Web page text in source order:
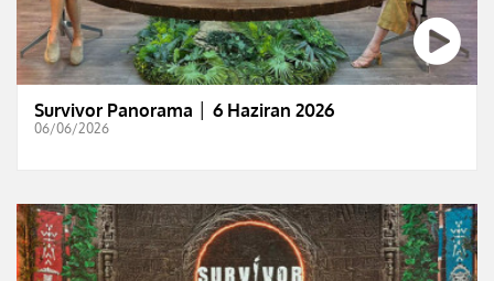
Survivor Panorama │ 6 Haziran 2026
06/06/2026